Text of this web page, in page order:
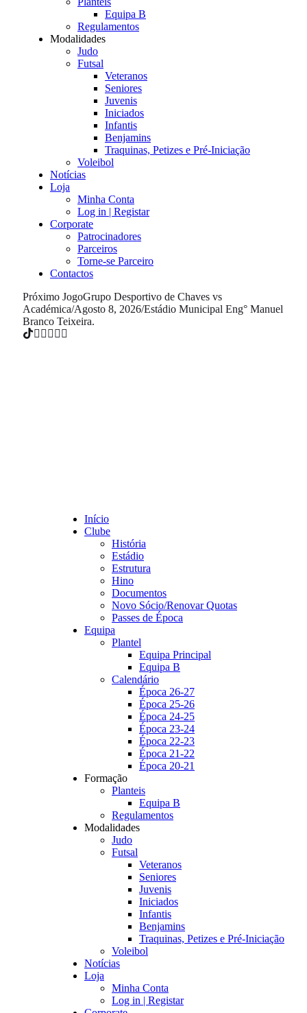
Equipa B
Regulamentos
Modalidades
Judo
Futsal
Veteranos
Seniores
Juvenis
Iniciados
Infantis
Benjamins
Traquinas, Petizes e Pré-Iniciação
Voleibol
Notícias
Loja
Minha Conta
Log in | Registar
Corporate
Patrocinadores
Parceiros
Torne-se Parceiro
Contactos
Próximo JogoGrupo Desportivo de Chaves vs
Académica/Agosto 8, 2026/Estádio Municipal Eng° Manuel
Branco Teixeira.
Início
Clube
História
Estádio
Estrutura
Hino
Documentos
Novo Sócio/Renovar Quotas
Passes de Época
Equipa
Plantel
Equipa Principal
Equipa B
Calendário
Época 26-27
Época 25-26
Época 24-25
Época 23-24
Época 22-23
Época 21-22
Época 20-21
Formação
Planteis
Equipa B
Regulamentos
Modalidades
Judo
Futsal
Veteranos
Seniores
Juvenis
Iniciados
Infantis
Benjamins
Traquinas, Petizes e Pré-Iniciação
Voleibol
Notícias
Loja
Minha Conta
Log in | Registar